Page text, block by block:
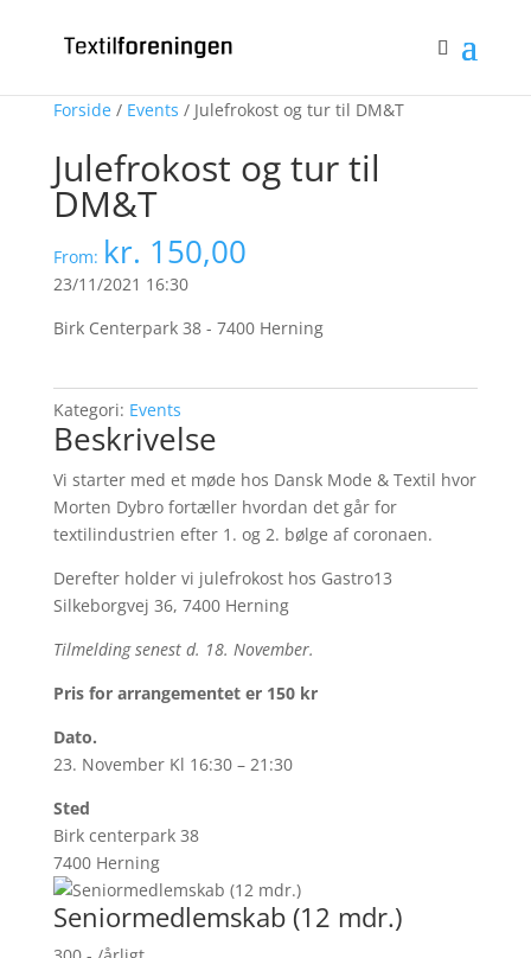
Forside/ Events / Julefrokost og tur til DM&T
Julefrokost og tur til
DM&T
From: kr. 150,00
23/11/2021 16:30
Birk Centerpark 38 - 7400 Herning
Kategori: Events
Beskrivelse
Vi starter med et møde hos Dansk Mode & Textil hvor
Morten Dybro fortæller hvordan det går for
textilindustrien efter 1. og 2. bølge af coronaen.
Derefter holder vi julefrokost hos Gastro13
Silkeborgvej 36, 7400 Herning
Tilmelding senest d. 18. November.
Pris for arrangementet er 150 kr
Dato.
23. November Kl 16:30 – 21:30
Sted
Birk centerpark 38
7400 Herning
Seniormedlemskab (12 mdr.)